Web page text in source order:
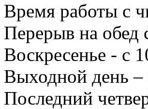
Время работы с
Перерыв на обед
Воскресенье - с
Выходной день –
Последний